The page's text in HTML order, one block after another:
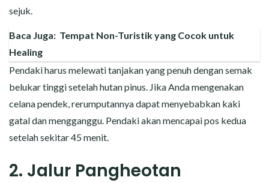
sejuk.
Baca Juga: Tempat Non-Turistik yang Cocok untuk
Healing
Pendaki harus melewati tanjakan yang penuh dengan semak
belukar tinggi setelah hutan pinus. Jika Anda mengenakan
celana pendek, rerumputannya dapat menyebabkan kaki
gatal dan mengganggu. Pendaki akan mencapai pos kedua
setelah sekitar 45 menit.
2. Jalur Pangheotan